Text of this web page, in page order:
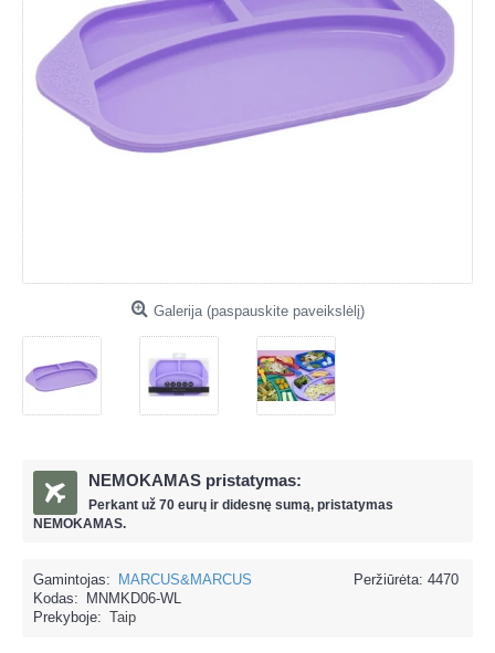
Galerija (paspauskite paveikslėlį)
NEMOKAMAS pristatymas:
Perkant už 70 eurų ir didesnę sumą, pristatymas
NEMOKAMAS.
Peržiūrėta: 4470
Gamintojas:
MARCUS&MARCUS
Kodas:
MNMKD06-WL
Prekyboje: Taip